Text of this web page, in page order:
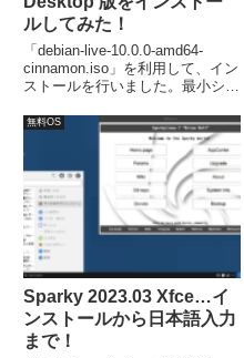
ルしてみた！
「debian-live-10.0.0-amd64-
cinnamon.iso」を利用して、イン
ストールを行いました。最小シス
1GHz、メモリ：512 MB、必要デ
ィスク容量：10GB。
無料OS
Sparky 2023.03 Xfce…イ
ンストールから日本語入力
まで！